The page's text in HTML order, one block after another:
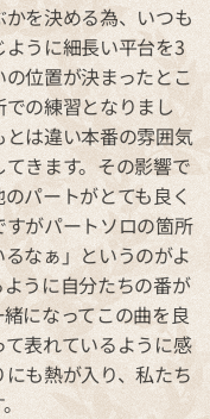
を決める為、いつも
うに細長い平台を3
位置が決まったとこ
の練習となりまし
は違い本番の雰囲気
きます。その影響で
パートがとても良く
がパートソロの箇所
なぁ」というのがよ
うに自分たちの番が
になってこの曲を良
表れているように感
も熱が入り、私たち